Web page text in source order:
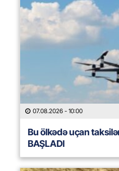
07.08.2026 - 10:00
Bu ölkədə uçan
BAŞLADI